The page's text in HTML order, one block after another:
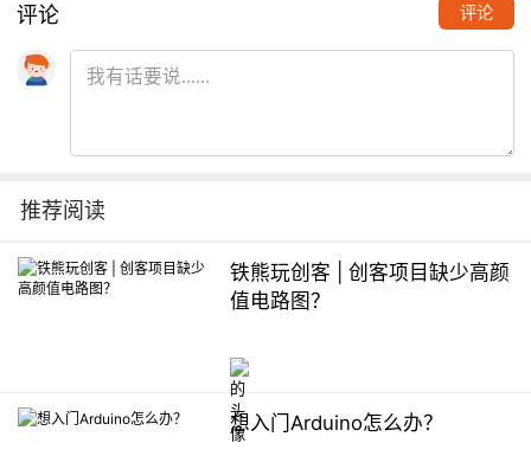
评论 评论
推荐阅读
铁熊玩创客 | 创客项目缺少高颜
值电路图？
想入门Arduino怎么办？